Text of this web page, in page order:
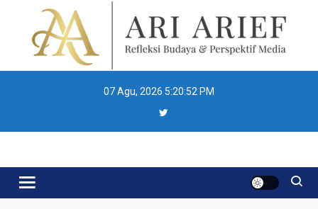
content
07 Agu, 2026 5:20:52 PM
Ari Arief